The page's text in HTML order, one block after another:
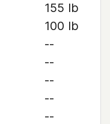
155 lb
100 lb
--
--
--
--
--